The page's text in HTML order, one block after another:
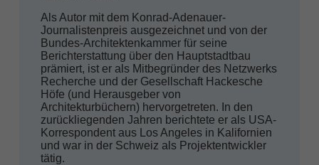
Als Autor mit dem Konrad-Adenauer-
Journalistenpreis ausgezeichnet und von der
Bundes-Architektenkammer für seine
Berichterstattung über den Hauptstadtbau
prämiert, ist er als Mitbegründer des Netzwerks
Recherche und der Gesellschaft Hackesche
Höfe (und Herausgeber von
Architekturbüchern) hervorgetreten. In den
zurückliegenden Jahren berichtete er als USA-
Korrespondent aus Los Angeles in Kalifornien
und war in der Schweiz als Projektentwickler
tätig.